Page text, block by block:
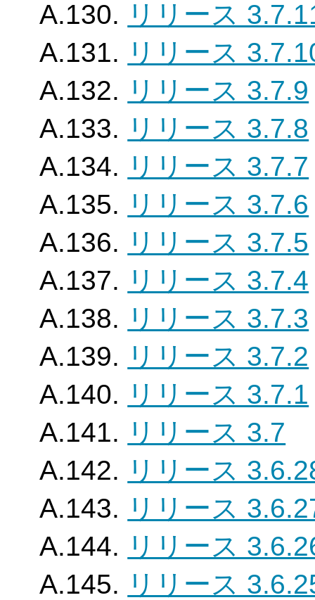
A.130. リリース
A.131. リリース
A.132. リリース 3.7.9
A.133. リリース 3.7.8
A.134. リリース 3.7.7
A.135. リリース 3.7.6
A.136. リリース 3.7.5
A.137. リリース 3.7.4
A.138. リリース 3.7.3
A.139. リリース 3.7.2
A.140. リリース 3.7.1
A.141. リリース 3.7
A.142. リリース
A.143. リリース
A.144. リリース
A.145. リリース